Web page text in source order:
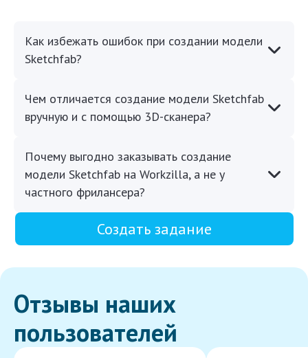
Как избежать ошибок при создании модели
Sketchfab?
Чем отличается создание модели Sketchfab
вручную и с помощью 3D-сканера?
Почему выгодно заказывать создание
модели Sketchfab на Workzilla, а не у
частного фрилансера?
Создать задание
Отзывы наших
пользователей